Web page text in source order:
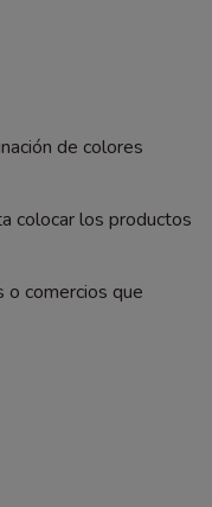
de colores
colocar los productos
o comercios que